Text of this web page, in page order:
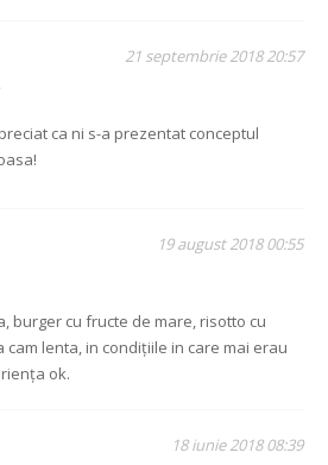
21 septembrie 2018 20:57
ca ni s-a prezentat conceptul
19 august 2018 00:55
burger cu fructe de mare, risotto cu
lenta, in condițiile in care mai erau
ok.
18 iunie 2018 08:39